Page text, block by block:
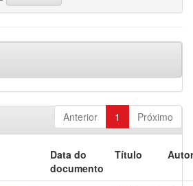
Anterior 1 Próximo
Data do
documento
Título